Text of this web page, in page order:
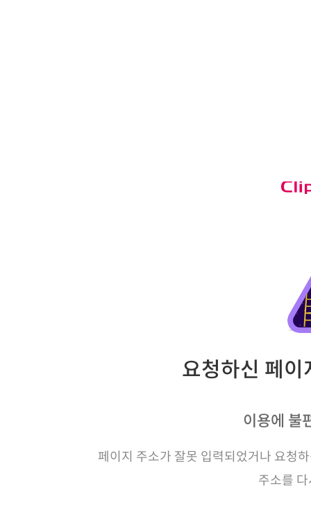
요청하신 페
이용에 불
페이지 주소가 잘못 입력되었거나 요청
주소를